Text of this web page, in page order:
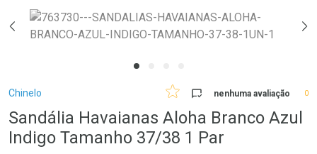
Ir direto para a notificações
Ir direto para o carrinho
Ir direto para o menu
Breadcrumb
Chinelo nenhuma avaliação 0
Sandália Havaianas Aloha Branco Azul
Indigo Tamanho 37/38 1 Par